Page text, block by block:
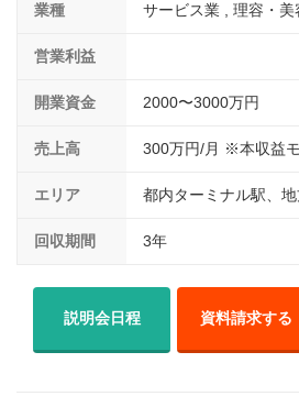
業種 サービス業 , 理容・美
営業利益
開業資金 2000〜3000万円
売上高 300万円/月 ※本収益
エリア 都内ターミナル駅、
回収期間 3年
説明会日程 資料請求する